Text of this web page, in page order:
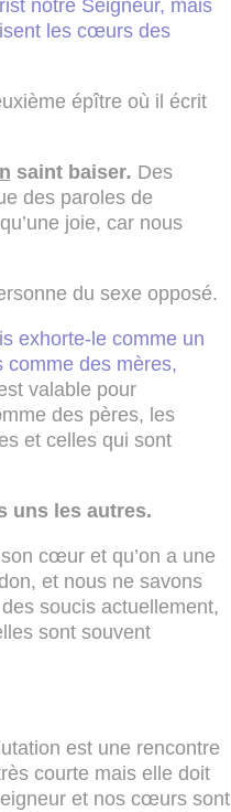
notre Seigneur, mais
les cœurs des
épître où il écrit
saint baiser. Des
des paroles de
joie, car nous
du sexe opposé.
exhorte-le comme un
comme des mères,
valable pour
des pères, les
et celles qui sont
uns les autres.
cœur et qu’on a une
et nous ne savons
soucis actuellement,
sont souvent
est une rencontre
courte mais elle doit
et nos cœurs sont